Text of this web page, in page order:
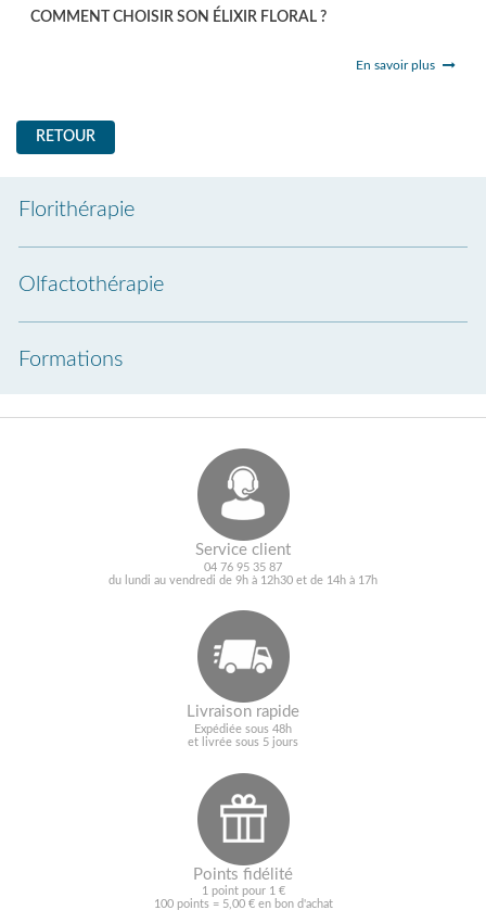
COMMENT CHOISIR SON ÉLIXIR FLORAL ?
En savoir plus
RETOUR
Florithérapie
Olfactothérapie
Formations
Service client
04 76 95 35 87
du lundi au vendredi de 9h à 12h30 et de 14h à 17h
Livraison rapide
Expédiée sous 48h
et livrée sous 5 jours
Points fidélité
1 point pour 1 €
100 points = 5,00 € en bon d'achat